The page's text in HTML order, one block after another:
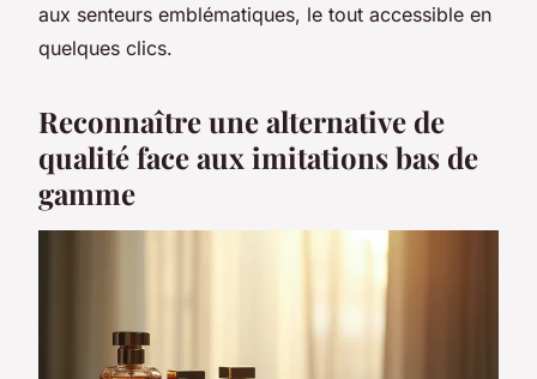
aux senteurs emblématiques, le tout accessible en
quelques clics.
Reconnaître une alternative de
qualité face aux imitations bas de
gamme